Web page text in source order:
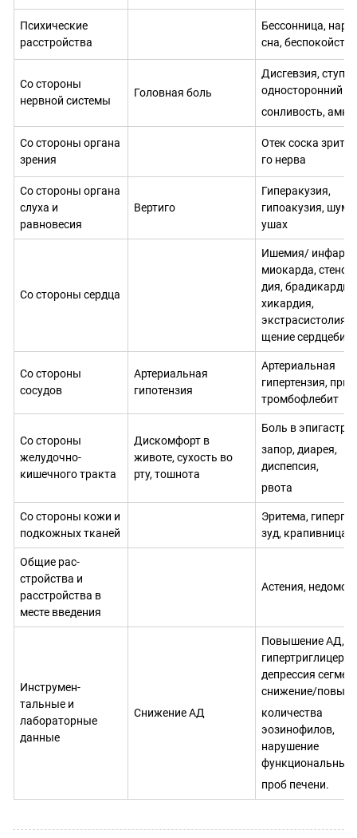
Психические
расстройства
Бессонни­ца,
сна, беспокой­ство
Со стороны
нервной системы
Головная боль
Дисгевзия,
односторонний
сонливость,
Со стороны органа
зрения
Отек соска
го нерва
Со стороны органа
слуха и
равновесия
Вертиго
Гиперакузия,
гипоакузия, шум в
ушах
Со стороны сердца
Ишемия/ инфаркт
миокарда,
дия,
хикардия,
экстрасистолия,
щение
Со стороны
сосудов
Артериальная
гипотен­зия
Артери­альная
гипертензия,
тромбо­флебит
Со стороны
желудочно-
кишечного тракта
Диском­форт в
животе, сухость во
рту, тошнота
Боль в
запор, диарея,
диспепсия,
рвота
Со стороны кожи и
подкожных тканей
Эритема,
зуд, крапивни­ца,
Общие рас­
стройства и
расстройства в
месте введения
Астения,
Инструмен­
тальные и
лаборатор­ные
данные
Снижение АД
Повышение АД,
депрессия
снижение/
количества
эозинофилов,
нарушение
функциональных
проб печени.